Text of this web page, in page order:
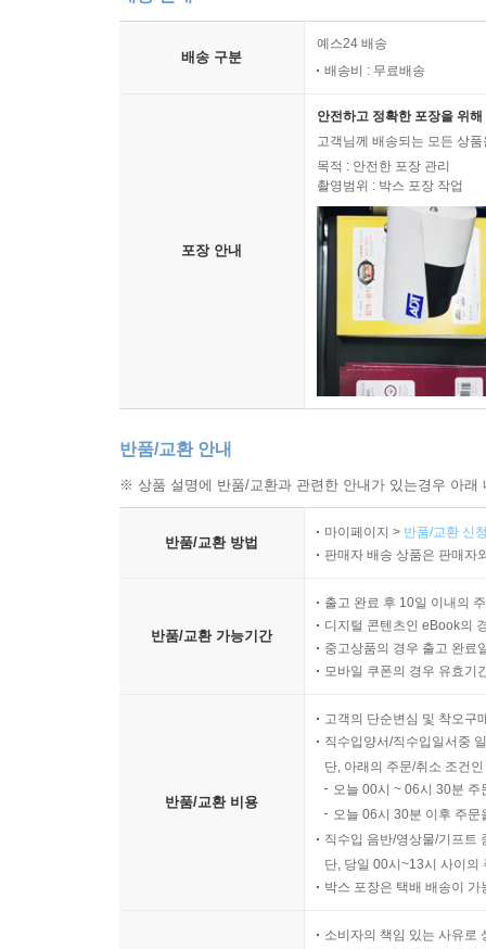
배송 구분
예스24 배송
배송비 : 무료배송
포장 안내
안전하고 정확한 포장을 위
고객님께 배송되는 모든 상
목적 : 안전한 포장 관리
촬영범위 : 박스 포장 작업
반품/교환 안내
※ 상품 설명에 반품/교환과 관련한 안내가 있는경우 아
반품/교환 방법
마이페이지 > 반품/교환 신
판매자 배송 상품은 판매자
반품/교환 가능기간
출고 완료 후 10일 이내의
디지털 콘텐츠인 eBook의
중고상품의 경우 출고 완료
모바일 쿠폰의 경우 유효기
반품/교환 비용
고객의 단순변심 및 착오구
직수입양서/직수입일서중
단, 아래의 주문/취소 조건
오늘 00시 ~ 06시 30분
오늘 06시 30분 이후 주
직수입 음반/영상물/기프트
단, 당일 00시~13시 사이의
박스 포장은 택배 배송이
소비자의 책임 있는 사유로